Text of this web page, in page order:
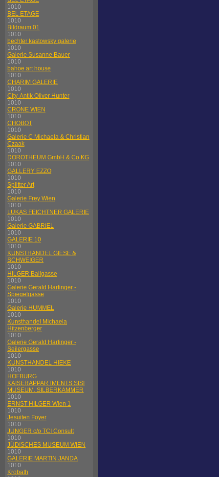
1010
BEL ETAGE
1010
Bildraum 01
1010
bechter kastowsky galerie
1010
Galerie Susanne Bauer
1010
bahoe art house
1010
CHARIM GALERIE
1010
City-Antik Oliver Hunter
1010
CRONE WIEN
1010
CHOBOT
1010
Galerie C Michaela & Christian
Czaak
1010
DOROTHEUM GmbH & Co KG
1010
GALLERY EZZO
1010
Splitter Art
1010
Galerie Frey Wien
1010
LUKAS FEICHTNER GALERIE
1010
Galerie GABRIEL
1010
GALERIE 10
1010
KUNSTHANDEL GIESE &
SCHWEIGER
1010
HILGER Ballgasse
1010
Galerie Gerald Hartinger -
Spiegelgasse
1010
Galerie HUMMEL
1010
Kunsthandel Michaela
Hitzenberger
1010
Galerie Gerald Hartinger -
Seilergasse
1010
KUNSTHANDEL HIEKE
1010
HOFBURG
KAISERAPPARTMENTS SISI
MUSEUM, SILBERKAMMER
1010
ERNST HILGER Wien 1
1010
Jesuiten Foyer
1010
JÜNGER c/o TCI Consult
1010
JÜDISCHES MUSEUM WIEN
1010
GALERIE MARTIN JANDA
1010
Krobath